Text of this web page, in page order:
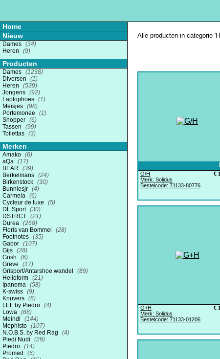
Home
Nieuw
Dames (34)
Heren
(9)
Producten
Dames (1238)
Diversen
(1)
Heren
(539)
Jongens (92)
Laptophoes (1)
Meisjes (98)
Portemonee
(1)
Shopper (6)
Tassen
(99)
Toilettas (3)
Merken
Amako (6)
aQa (17)
BEAR
(39)
Berkelmans (24)
Birkenstock (30)
Bunniesjr (4)
Carmela (6)
Cycleur de luxe
(5)
DL Sport (30)
DSTRCT (21)
Durea (268)
Floris van Bommel
(28)
Footnotes (35)
Gabor (107)
Gijs (28)
Gosh
(6)
Greve
(17)
Grisport/Antarshoe wandel
(89)
Helioform (21)
Ipanema (58)
K-swiss (9)
Knuvers (6)
LEF by Piedro (4)
Lowa (68)
Meindl
(144)
Mephisto (107)
N.O.B.S. by Red Rag
(4)
Piedi Nudi
(29)
Piedro (14)
Promed
(6)
Alle producten in categorie
€
G/H
Merk: Solidus
Bestelcode: 71133-80776
€
G+H
Merk: Solidus
Bestelcode: 71133-01206